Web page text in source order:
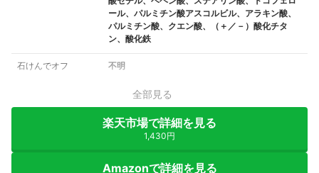
ール、パルミチン酸アスコルビル、アラキン酸、
パルミチン酸、クエン酸、（＋／－）酸化チタ
ン、酸化鉄
石けんでオフ 不明
全部見る
楽天市場で詳細を見る
1,430円
Amazonで詳細を見る